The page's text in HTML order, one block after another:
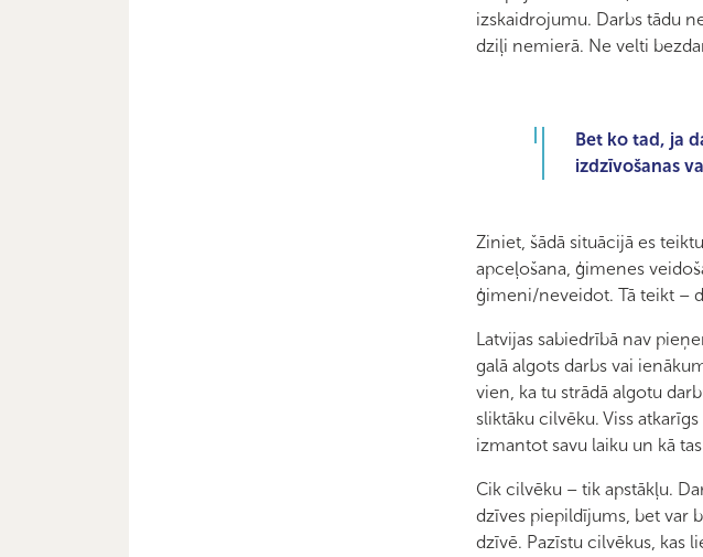
izskaidrojumu. Darbs tādu
dziļi nemierā. Ne velti
Bet ko tad, ja
izdzīvošanas
Ziniet, šādā situācijā es
apceļošana, ģimenes
ģimeni/neveidot. Tā teikt –
Latvijas sabiedrībā nav
galā algots darbs vai
vien, ka tu strādā algotu
sliktāku cilvēku. Viss
izmantot savu laiku un kā
Cik cilvēku – tik apstākļu.
dzīves piepildījums, bet var
dzīvē. Pazīstu cilvēkus, kas